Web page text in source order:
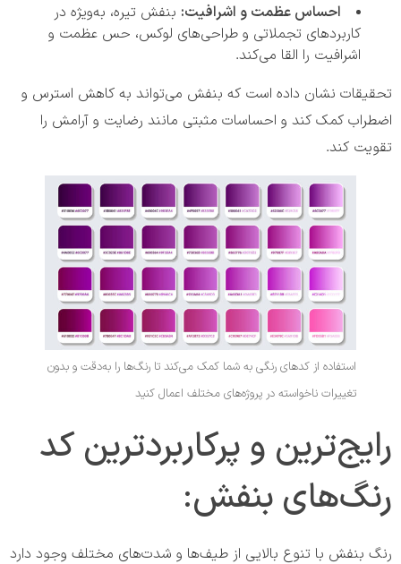
احساس عظمت و اشرافیت: بنفش تیره، به‌ویژه در
کاربردهای تجملاتی و طراحی‌های لوکس، حس عظمت و
اشرافیت را القا می‌کند.
تحقیقات نشان داده است که بنفش می‌تواند به کاهش استرس و
اضطراب کمک کند و احساسات مثبتی مانند رضایت و آرامش را
تقویت کند.
استفاده از کدهای رنگی به شما کمک می‌کند تا رنگ‌ها را به‌دقت و بدون
تغییرات ناخواسته در پروژه‌های مختلف اعمال کنید
رایج‌ترین و پرکاربردترین کد
رنگ‌های بنفش:
رنگ بنفش با تنوع بالایی از طیف‌ها و شدت‌های مختلف وجود دارد